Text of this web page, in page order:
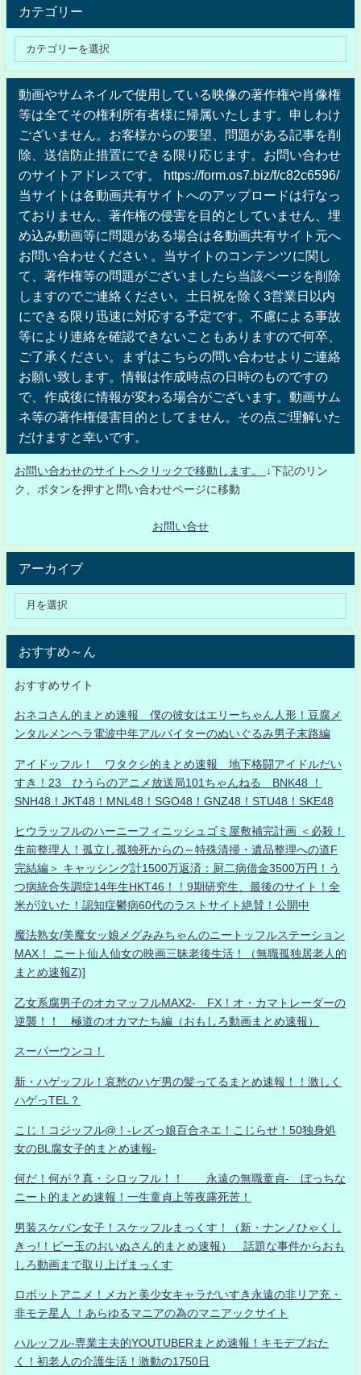
カテゴリー
動画やサムネイルで使用している映像の著作権や肖像権
等は全てその権利所有者様に帰属いたします。申しわけ
ございません。お客様からの要望、問題がある記事を削
除、送信防止措置にできる限り応じます。お問い合わせ
のサイトアドレスです。 https://form.os7.biz/f/c82c6596/
当サイトは各動画共有サイトへのアップロードは行なっ
ておりません、著作権の侵害を目的としていません、埋
め込み動画等に問題がある場合は各動画共有サイト元へ
お問い合わせください 。当サイトのコンテンツに関し
て、著作権等の問題がございましたら当該ページを削除
しますのでご連絡ください。土日祝を除く3営業日以内
にできる限り迅速に対応する予定です。不慮による事故
等により連絡を確認できないこともありますので何卒、
ご了承ください。まずはこちらの問い合わせよりご連絡
お願い致します。情報は作成時点の日時のものですの
で、作成後に情報が変わる場合がございます。動画サム
ネ等の著作権侵害目的としてません。その点ご理解いた
だけますと幸いです。
お問い合わせのサイトへクリックで移動します。
↓下記のリン
ク、ボタンを押すと問い合わせページに移動
お問い合せ
アーカイブ
おすすめ～ん
おすすめサイト
おネコさん的まとめ速報 僕の彼女はエリーちゃん人形！豆腐メ
ンタルメンヘラ電波中年アルバイターのぬいぐるみ男子末路編
アイドッフル！ ワタクシ的まとめ速報 地下格闘アイドルだい
すき！23 ひうらのアニメ放送局101ちゃんねる BNK48 ！
SNH48！JKT48！MNL48！SGO48！GNZ48！STU48！SKE48
ヒウラッフルのハーニーフィニッシュゴミ屋敷補完計画 ＜必殺！
生前整理人！孤立し孤独死からの～特殊清掃・遺品整理への道F
完結編＞ キャッシング計1500万返済：厨二病借金3500万円！う
つ病統合失調症14年生HKT46！！9期研究生、最後のサイト！全
米が泣いた！認知症鬱病60代のラストサイト絶賛！公開中
魔法熟女/美魔女ッ娘メグみみちゃんのニートッフルステーション
MAX！ ニート仙人仙女の映画三昧老後生活！（無職孤独居老人的
まとめ速報Z)]
乙女系腐男子のオカマッフルMAX2- FX！オ・カマトレーダーの
逆襲！！ 極道のオカマたち編（おもしろ動画まとめ速報）
スーパーウンコ！
新・ハゲッフル！哀愁のハゲ男の髪ってるまとめ速報！！激しく
ハゲっTEL？
こじ！コジッフル@！-レズっ娘百合ネエ！こじらせ！50独身処
女のBL腐女子的まとめ速報-
何だ！何が？真・シロッフル！！ 永遠の無職童貞- ぼっちな
ニート的まとめ速報！一生童貞上等夜露死苦！
男装スケバン女子！スケッフルまっくす！（新・ナンノひゃくし
きっ!！ビー玉のおいぬさん的まとめ速報） 話題な事件からおも
しろ動画まで取り上げまっくす
ロボットアニメ！メカと美少女キャラだいすき永遠の非リア充・
非モテ星人 ！あらゆるマニアの為のマニアックサイト
ハルッフル-専業主夫的YOUTUBERまとめ速報！キモデブおた
く！初老人の介護生活！激動の1750日